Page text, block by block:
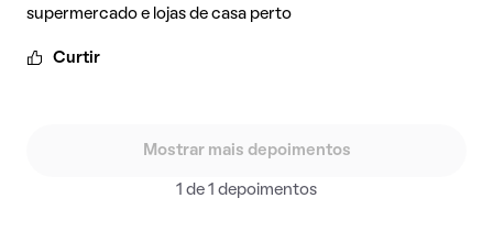
supermercado e lojas de casa perto
Curtir
Mostrar mais depoimentos
1 de 1 depoimentos